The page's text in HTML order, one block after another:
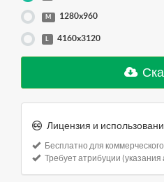
M 1280x960
4160x3120
Лицензия и
Бесплатно для
Требует атрибуции (указания